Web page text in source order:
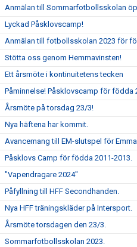
Anmälan till Sommarfotbollsskolan
Lyckad Påsklovscamp!
Anmälan till fotbollsskolan 2023 för
Stötta oss genom Hemmavinsten!
Ett årsmöte i kontinuitetens tecken
Påminnelse! Påsklovscamp för födda
Årsmöte på torsdag 23/3!
Nya häftena har kommit.
Avancemang till EM-slutspel för
Påsklovs Camp för födda 2011-2013.
"Vapendragare 2024"
Påfyllning till HFF Secondhanden.
Nya HFF träningskläder på Intersport.
Årsmöte torsdagen den 23/3.
Sommarfotbollsskolan 2023.